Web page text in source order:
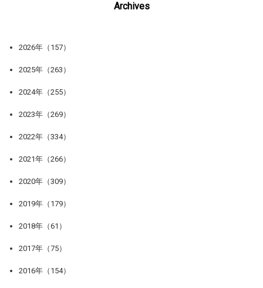
Archives
2026年（157）
2025年（263）
2024年（255）
2023年（269）
2022年（334）
2021年（266）
2020年（309）
2019年（179）
2018年（61）
2017年（75）
2016年（154）